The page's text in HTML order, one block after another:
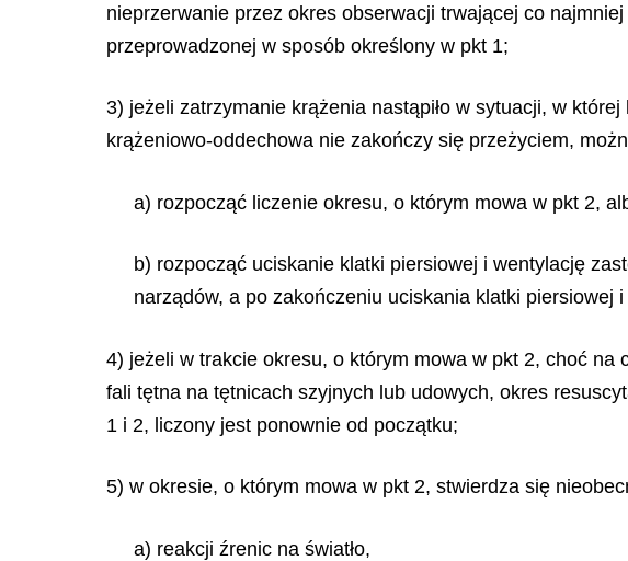
nieprzerwanie przez okres obserwacji trwającej co
przeprowadzonej w sposób określony w pkt 1;
3) jeżeli zatrzymanie krążenia nastąpiło w sytuacji, w
krążeniowo-oddechowa nie zakończy się przeżyciem,
a) rozpocząć liczenie okresu, o którym mowa w pkt 2,
b) rozpocząć uciskanie klatki piersiowej i wentylację
narządów, a po zakończeniu uciskania klatki
4) jeżeli w trakcie okresu, o którym mowa w pkt 2, choć
fali tętna na tętnicach szyjnych lub udowych, okres
1 i 2, liczony jest ponownie od początku;
5) w okresie, o którym mowa w pkt 2, stwierdza się
a) reakcji źrenic na światło,